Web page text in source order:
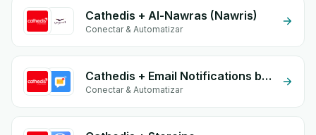
Cathedis + Al-Nawras (Nawris)
Conectar & Automatizar
Cathedis + Email Notifications by eGrow
Conectar & Automatizar